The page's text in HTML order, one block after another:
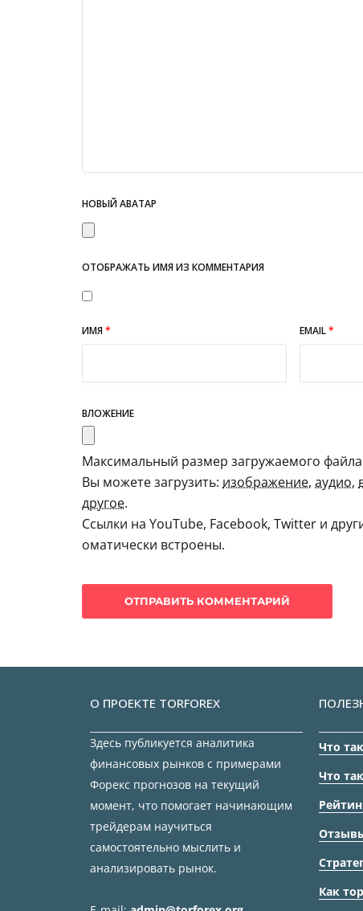
НОВЫЙ АВАТАР
ОТОБРАЖАТЬ ИМЯ ИЗ КОММЕНТАРИЯ
ИМЯ* EMAIL*
ВЛОЖЕНИЕ
Максимальный размер загружаемого
Вы можете загрузить: изображение, аудио,
другое.
Ссылки на YouTube, Facebook, Twitter и
оматически встроены.
О ПРОЕКТЕ TORFOREX
Здесь публикуется аналитика
финансовых рынков с примерами
Форекс прогнозов на текущий
момент, что помогает начинающим
трейдерам научиться
самостоятельно мыслить и
анализировать рынок.
Что
Что
Как